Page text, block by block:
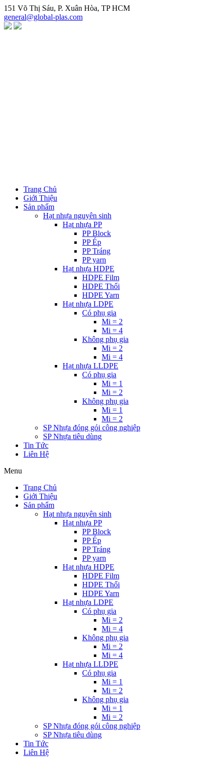
Chuyển
đến
nội
151 Võ Thị Sáu, P. Xuân Hòa, TP HCM
general@global-plas.com
Trang Chủ
Giới Thiệu
Sản phẩm
Hạt nhựa nguyên sinh
Hạt nhựa PP
PP Block
PP Ép
PP Tráng
PP yarn
Hạt nhựa HDPE
HDPE Film
HDPE Thổi
HDPE Yarn
Hạt nhựa LDPE
Có phụ gia
Mi = 2
Mi = 4
Không phụ gia
Mi = 2
Mi = 4
Hạt nhựa LLDPE
Có phụ gia
Mi = 1
Mi = 2
Không phụ gia
Mi = 1
Mi = 2
SP Nhựa đóng gói công nghiệp
SP Nhựa tiêu dùng
Tin Tức
Liên Hệ
Menu
Trang Chủ
Giới Thiệu
Sản phẩm
Hạt nhựa nguyên sinh
Hạt nhựa PP
PP Block
PP Ép
PP Tráng
PP yarn
Hạt nhựa HDPE
HDPE Film
HDPE Thổi
HDPE Yarn
Hạt nhựa LDPE
Có phụ gia
Mi = 2
Mi = 4
Không phụ gia
Mi = 2
Mi = 4
Hạt nhựa LLDPE
Có phụ gia
Mi = 1
Mi = 2
Không phụ gia
Mi = 1
Mi = 2
SP Nhựa đóng gói công nghiệp
SP Nhựa tiêu dùng
Tin Tức
Liên Hệ